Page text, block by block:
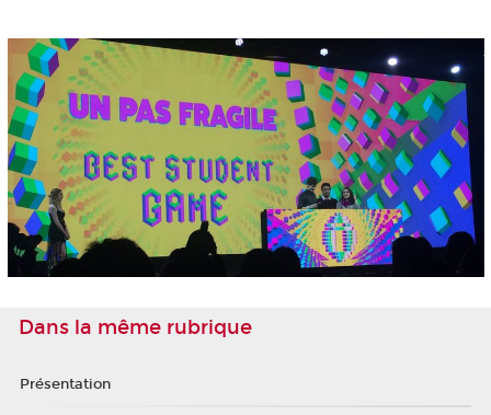
Dans la même rubrique
Présentation